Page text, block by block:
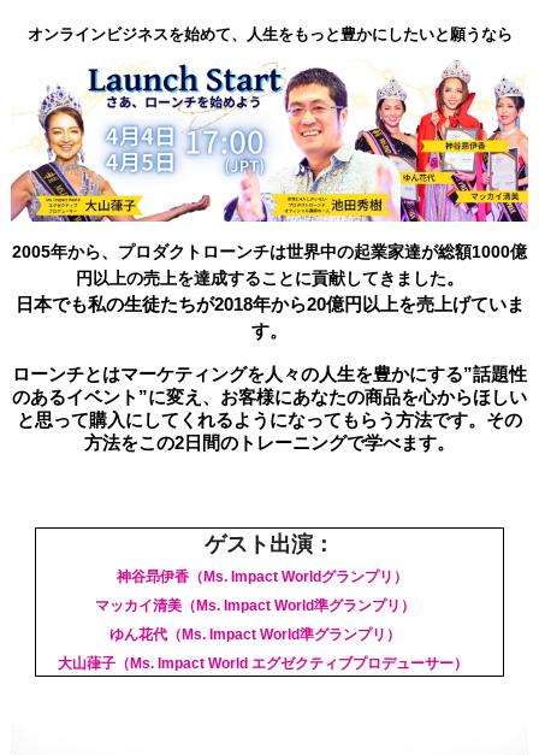
オンラインビジネスを始めて、人生をもっと豊かにしたいと願うなら
2005年から、プロダクトローンチは世界中の起業家達が総額1000億
円以上の売上を達成することに貢献してきました。
日本でも私の生徒たちが2018年から20億円以上を売上げていま
す。
ローンチとはマーケティングを人々の人生を豊かにする”話題性
のあるイベント”に変え、お客様にあなたの商品を心からほしい
と思って購入にしてくれるようになってもらう方法です。その
方法をこの2日間のトレーニングで学べます。
ゲスト出演：
神谷昻伊香（Ms. Impact Worldグランプリ）
マッカイ清美（Ms. Impact World準グランプリ）
ゆん花代（Ms. Impact World準グランプリ）
大山葎子（Ms. Impact World エグゼクティブプロデューサー）